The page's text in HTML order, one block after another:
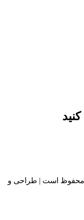
محفوظ است | طراحی و